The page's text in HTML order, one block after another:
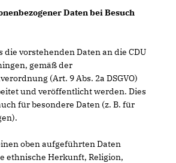
Daten bei Besuch
die vorstehenden Daten an die CDU
gemäß der
(Art. 9 Abs. 2a DSGVO)
und veröffentlicht werden. Dies
für besondere Daten (z. B. für
oben aufgeführten Daten
ethnische Herkunft, Religion,